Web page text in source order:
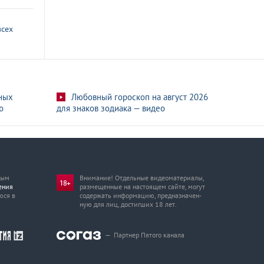
Любовный гороскоп на август 2026
для знаков зодиака — видео
в
Внимание! Отдельные видеоматериалы,
размещенные на настоящем сайте, могут
содержать информацию, предназначен­
ную для лиц, достигших 18 лет.
— Партнер Пятого канала